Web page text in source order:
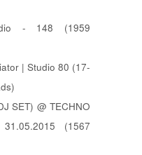
- 148 (1959
| Studio 80 (17-
SET) @ TECHNO
(1567